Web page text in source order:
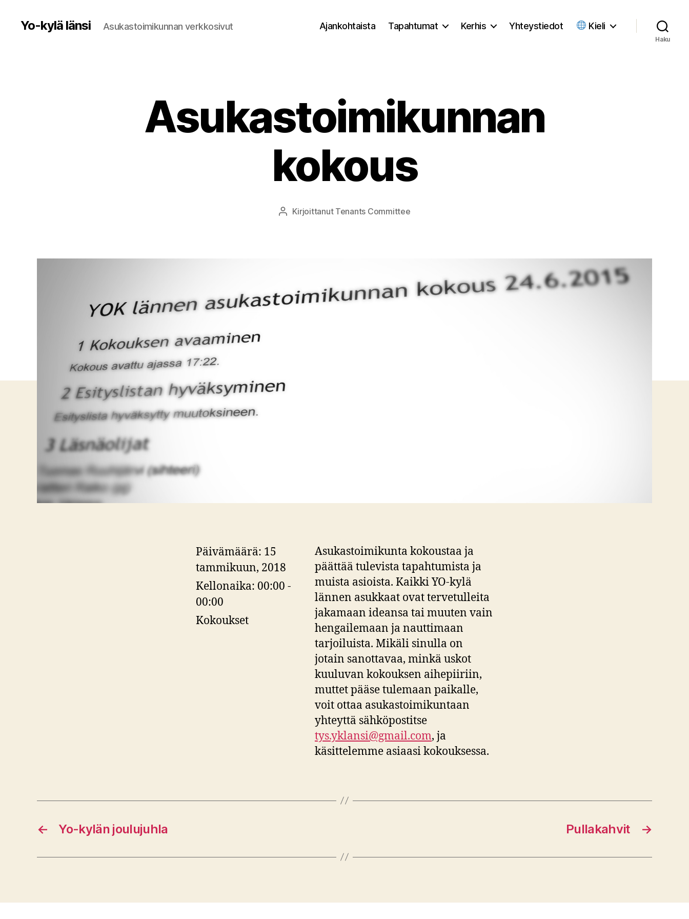
Yo-kylä länsi Asukastoimikunnan verkkosivut Ajankohtaista Tapahtumat Kerhis Yhteystiedot Kieli
Haku
Asukastoimikunnan
kokous
Kirjoittaja
Kirjoittanut Tenants Committee
Päivämäärä: 15
tammikuun, 2018
Kellonaika: 00:00 -
00:00
Kokoukset
Asukastoimikunta kokoustaa ja
päättää tulevista tapahtumista ja
muista asioista. Kaikki YO-kylä
lännen asukkaat ovat tervetulleita
jakamaan ideansa tai muuten vain
hengailemaan ja nauttimaan
tarjoiluista. Mikäli sinulla on
jotain sanottavaa, minkä uskot
kuuluvan kokouksen aihepiiriin,
muttet pääse tulemaan paikalle,
voit ottaa asukastoimikuntaan
yhteyttä sähköpostitse
tys.yklansi@gmail.com, ja
käsittelemme asiaasi kokouksessa.
← Yo-kylän joulujuhla →
Pullakahvit